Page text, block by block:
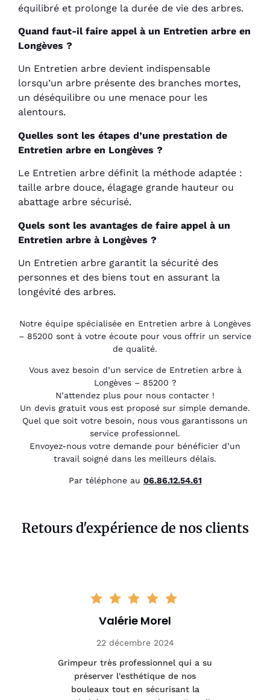
équilibré et prolonge la durée de vie des arbres.
Quand faut-il faire appel à un Entretien arbre en
Longèves ?
Un Entretien arbre devient indispensable
lorsqu’un arbre présente des branches mortes,
un déséquilibre ou une menace pour les
alentours.
Quelles sont les étapes d’une prestation de
Entretien arbre en Longèves ?
Le Entretien arbre définit la méthode adaptée :
taille arbre douce, élagage grande hauteur ou
abattage arbre sécurisé.
Quels sont les avantages de faire appel à un
Entretien arbre à Longèves ?
Un Entretien arbre garantit la sécurité des
personnes et des biens tout en assurant la
longévité des arbres.
Notre équipe spécialisée en Entretien arbre à Longèves
– 85200 sont à votre écoute pour vous offrir un service
de qualité.
Vous avez besoin d’un service de Entretien arbre à
Longèves – 85200 ?
N’attendez plus pour nous contacter !
Un devis gratuit vous est proposé sur simple demande.
Quel que soit votre besoin, nous vous garantissons un
service professionnel.
Envoyez-nous votre demande pour bénéficier d’un
travail soigné dans les meilleurs délais.
Par téléphone au 06.86.12.54.61
Retours d'expérience de nos clients
Valérie Morel
22 décembre 2024
Grimpeur très professionnel qui a su
préserver l'esthétique de nos
bouleaux tout en sécurisant la